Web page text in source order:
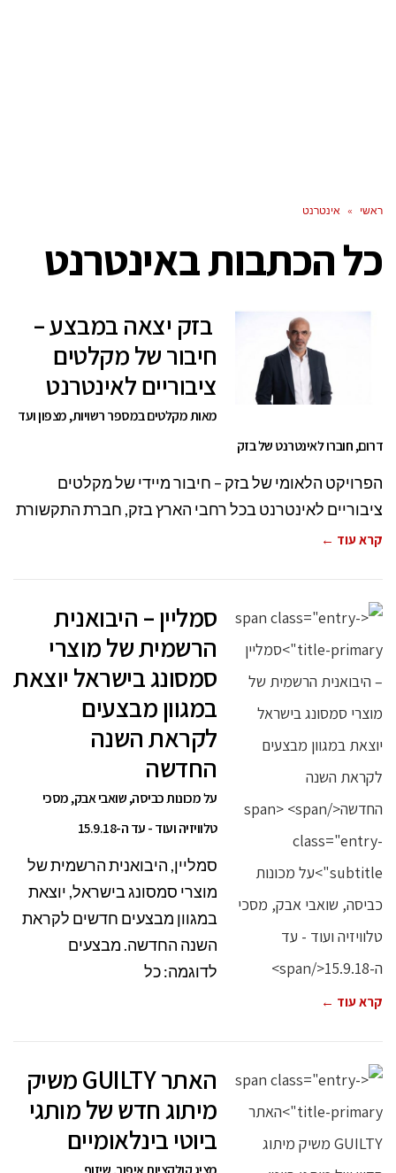
ראשי » אינטרנט
כל הכתבות באינטרנט
בזק יצאה במבצע –
חיבור של מקלטים
ציבוריים לאינטרנט
מאות מקלטים במספר רשויות, מצפון ועד
דרום, חוברו לאינטרנט של בזק
הפרויקט הלאומי של בזק – חיבור מיידי של מקלטים
ציבוריים לאינטרנט בכל רחבי הארץ בזק, חברת התקשורת
קרא עוד ←
סמליין – היבואנית
הרשמית של מוצרי
סמסונג בישראל יוצאת
במגוון מבצעים
לקראת השנה
החדשה
על מכונות כביסה, שואבי אבק, מסכי
טלוויזיה ועוד - עד ה-15.9.18
סמליין, היבואנית הרשמית של
מוצרי סמסונג בישראל, יוצאת
במגוון מבצעים חדשים לקראת
השנה החדשה. מבצעים
לדוגמה: כל
קרא עוד ←
האתר GUILTY משיק
מיתוג חדש של מותגי
ביוטי בינלאומיים